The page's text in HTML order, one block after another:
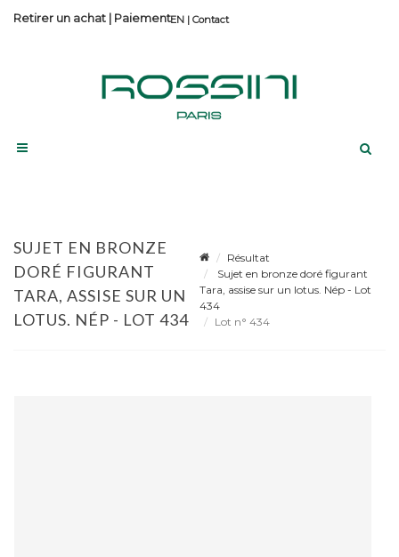
Contact
Retirer un achat | Paiement
SUJET EN BRONZE
DORÉ FIGURANT
TARA, ASSISE SUR UN
LOTUS. NÉP - LOT 434
Résultat
Sujet en bronze doré figurant
Tara, assise sur un lotus. Nép - Lot
434
Lot n° 434